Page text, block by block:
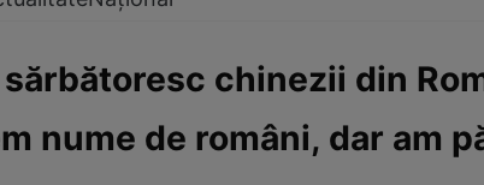
Fapt diversTehnologieNaționalSport
chinezii din
nume de români, dar am